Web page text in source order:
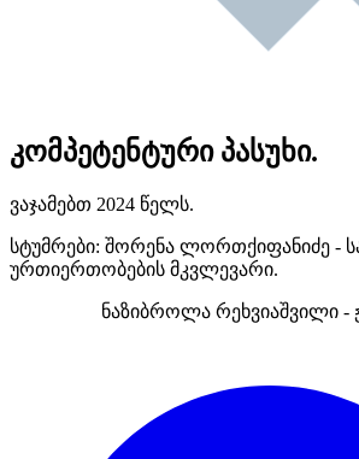
კომპეტენტური პასუხი.
ვაჯამებთ 2024 წელს.
სტუმრები: შორენა ლორთქიფანიძე -
ურთიერთობების მკვლევარი.
ნაზიბროლა რეხვიაშვილი -